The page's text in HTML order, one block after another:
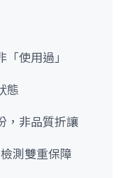
使用過」
態
，非品質折讓
測雙重保障